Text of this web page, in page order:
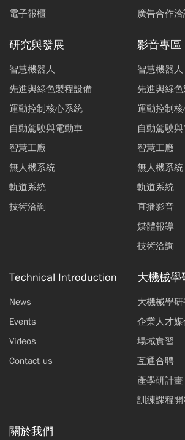
電子報櫃
廣告合作洽
研究與發展
智慧機器人
先進與綠色製程設備
運動控制核心系統
自動駕駛與電動車
智慧工廠
無人機系統
軌道系統
技術洽詢
影音專區
智慧機器人
先進與綠
運動控制
自動駕駛
智慧工廠
無人機系統
軌道系統
直播影音
媒體報導
技術洽詢
Technical Introduction
News
Events
Videos
Contact us
大機械學
大機械學研
企業人才媒
場域實習
互通合聘
產學研計畫
訓練課程開
關於我們